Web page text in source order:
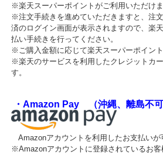
※楽天スーパーポイントがご利用いただけま
※注文手続きを進めていただきますと、注
済のログイン画面が表示されますので、楽
払い手続きを行ってください。
※ご購入金額に応じて楽天スーパーポイント
※楽天のサービスを利用したクレジットカ
す。
・Amazon Pay （沖縄、離島不可
Amazonアカウントを利用したお支払いが
※Amazonアカウントに登録されているお